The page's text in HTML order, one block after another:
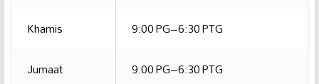
Khamis
9:00 PG–6:30 PTG
Jumaat
9:00 PG–6:30 PTG